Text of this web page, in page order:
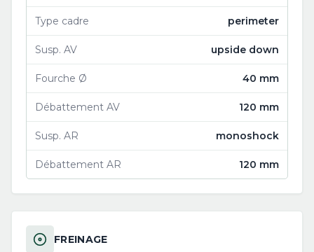
Type cadre perimeter
Susp. AV upside down
Fourche Ø 40 mm
Débattement AV 120 mm
Susp. AR monoshock
Débattement AR 120 mm
FREINAGE